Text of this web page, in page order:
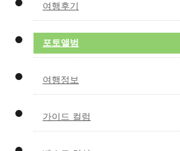
여행후기
포토앨범
여행정보
가이드 컬럼